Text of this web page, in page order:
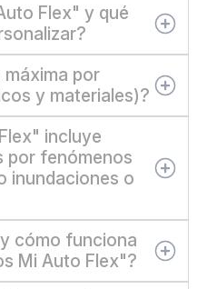
Flex" y qué
por
y materiales)?
incluye
por fenómenos
inundaciones o
cómo funciona
Mi Auto Flex"?